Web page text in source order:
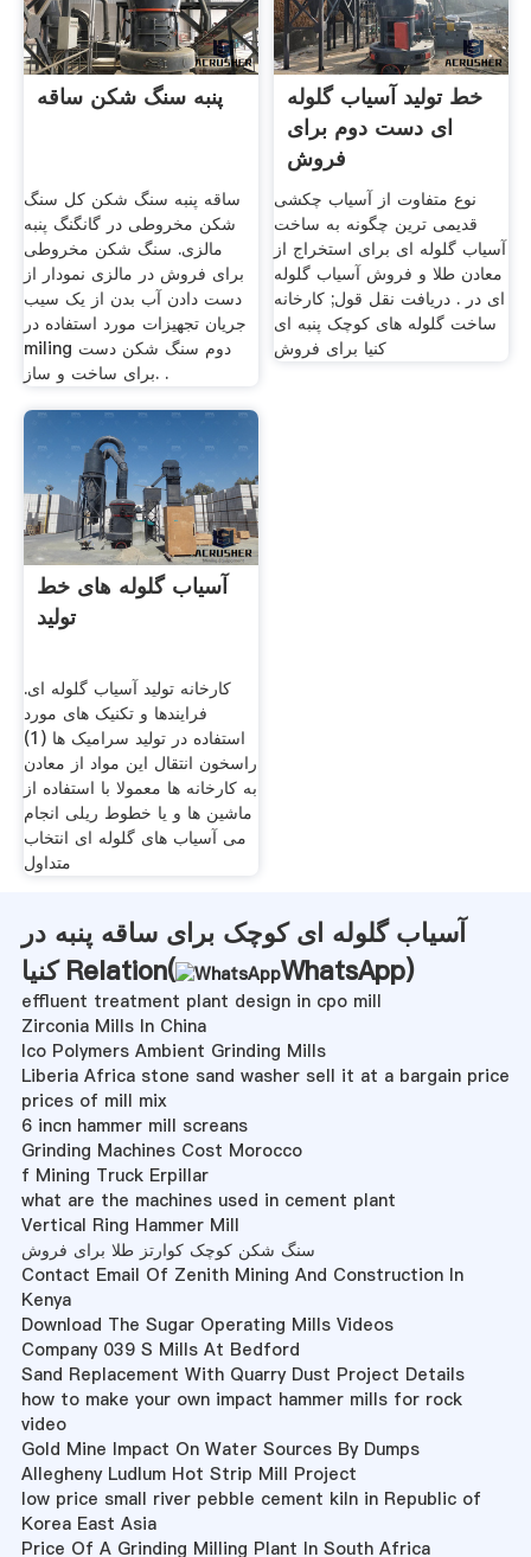
پنبه سنگ شکن ساقه
ساقه پنبه سنگ شکن کل سنگ
شکن مخروطی در گانگنگ پنبه
مالزی. سنگ شکن مخروطی
برای فروش در مالزی نمودار از
دست دادن آب بدن از یک سیب
جریان تجهیزات مورد استفاده در
miling دوم سنگ شکن دست
برای ساخت و ساز. .
خط تولید آسیاب گلوله
ای دست دوم برای
فروش
نوع متفاوت از آسیاب چکشی
قدیمی ترین چگونه به ساخت
آسیاب گلوله ای برای استخراج از
معادن طلا و فروش آسیاب گلوله
ای در . دریافت نقل قول; کارخانه
ساخت گلوله های کوچک پنبه ای
کنیا برای فروش
آسیاب گلوله های خط
تولید
کارخانه تولید آسیاب گلوله ای.
فرایندها و تکنیک های مورد
استفاده در تولید سرامیک ها (1)
راسخون انتقال این مواد از معادن
به کارخانه ها معمولا با استفاده از
ماشین ها و یا خطوط ریلی انجام
می آسیاب های گلوله ای انتخاب
متداول
آسیاب گلوله ای کوچک برای ساقه پنبه در
کنیا Relation(
WhatsApp)
effluent treatment plant design in cpo mill
Zirconia Mills In China
Ico Polymers Ambient Grinding Mills
Liberia Africa stone sand washer sell it at a bargain price
prices of mill mix
6 incn hammer mill screans
Grinding Machines Cost Morocco
f Mining Truck Erpillar
what are the machines used in cement plant
Vertical Ring Hammer Mill
سنگ شکن کوچک کوارتز طلا برای فروش
Contact Email Of Zenith Mining And Construction In
Kenya
Download The Sugar Operating Mills Videos
Company 039 S Mills At Bedford
Sand Replacement With Quarry Dust Project Details
how to make your own impact hammer mills for rock
video
Gold Mine Impact On Water Sources By Dumps
Allegheny Ludlum Hot Strip Mill Project
low price small river pebble cement kiln in Republic of
Korea East Asia
Price Of A Grinding Milling Plant In South Africa